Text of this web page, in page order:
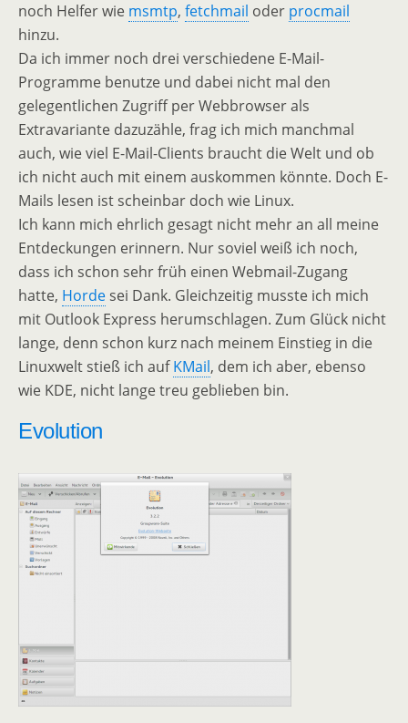
noch Helfer wie msmtp, fetchmail oder procmail
hinzu.
Da ich immer noch drei verschiedene E-Mail-
Programme benutze und dabei nicht mal den
gelegentlichen Zugriff per Webbrowser als
Extravariante dazuzähle, frag ich mich manchmal
auch, wie viel E-Mail-Clients braucht die Welt und ob
ich nicht auch mit einem auskommen könnte. Doch E-
Mails lesen ist scheinbar doch wie Linux.
Ich kann mich ehrlich gesagt nicht mehr an all meine
Entdeckungen erinnern. Nur soviel weiß ich noch,
dass ich schon sehr früh einen Webmail-Zugang
hatte, Horde sei Dank. Gleichzeitig musste ich mich
mit Outlook Express herumschlagen. Zum Glück nicht
lange, denn schon kurz nach meinem Einstieg in die
Linuxwelt stieß ich aufKMail, dem ich aber, ebenso
wie KDE, nicht lange treu geblieben bin.
Evolution